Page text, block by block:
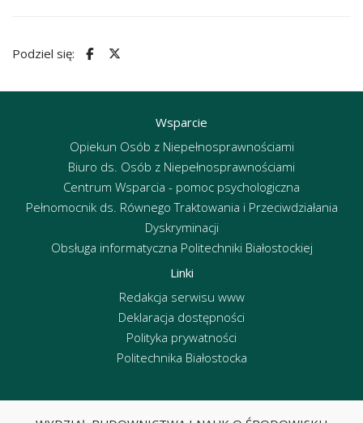
Podziel się:
Wsparcie
Opiekun Osób z Niepełnosprawnościami
Biuro ds. Osób z Niepełnosprawnościami
Centrum Wsparcia - pomoc psychologiczna
Pełnomocnik ds. Równego Traktowania i Przeciwdziałania
Dyskryminacji
Obsługa informatyczna Politechniki Białostockiej
Linki
Redakcja serwisu www
Deklaracja dostępności
Polityka prywatności
Politechnika Białostocka